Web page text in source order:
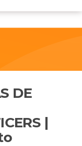
DE
|